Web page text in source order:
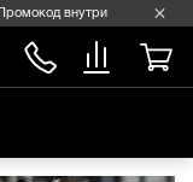
внутри →